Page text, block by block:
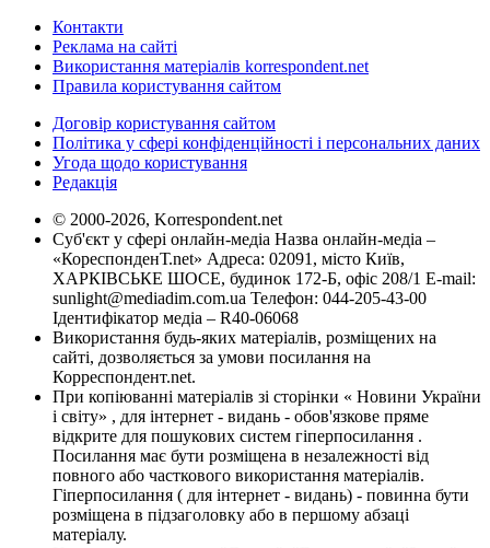
Контакти
Реклама на сайті
Використання матеріалів korrespondent.net
Правила користування сайтом
Договір користування сайтом
Політика у сфері конфіденційності і персональних даних
Угода щодо користування
Редакція
© 2000-2026, Korrespondent.net
Суб'єкт у сфері онлайн-медіа Назва онлайн-медіа –
«КореспонденТ.net» Адреса: 02091, місто Київ,
ХАРКІВСЬКЕ ШОСЕ, будинок 172-Б, офіс 208/1 E-mail:
sunlight@mediadim.com.ua Телефон: 044-205-43-00
Ідентифікатор медіа – R40-06068
Використання будь-яких матеріалів, розміщених на
сайті, дозволяється за умови посилання на
Корреспондент.net.
При копіюванні матеріалів зі сторінки « Новини України
і світу» , для інтернет - видань - обов'язкове пряме
відкрите для пошукових систем гіперпосилання .
Посилання має бути розміщена в незалежності від
повного або часткового використання матеріалів.
Гіперпосилання ( для інтернет - видань) - повинна бути
розміщена в підзаголовку або в першому абзаці
матеріалу.